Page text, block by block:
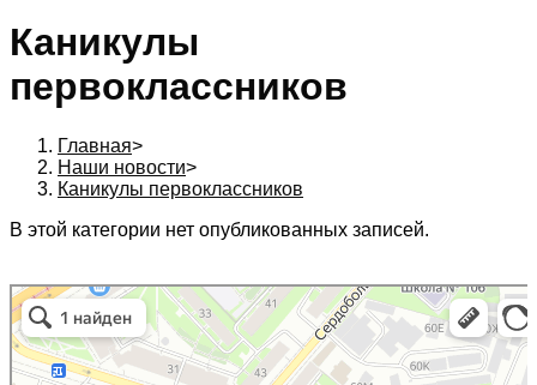
Каникулы
первоклассников
Главная>
Наши новости>
Каникулы первоклассников
В этой категории нет опубликованных записей.
197342, г. Санкт-Петербург, Сердобольская ул., д. 64 к. 1, Бизнес центр
«Белый остров», 6 эт., оф. 620А. в Санкт‑Петербурге
Санкт‑Петербург